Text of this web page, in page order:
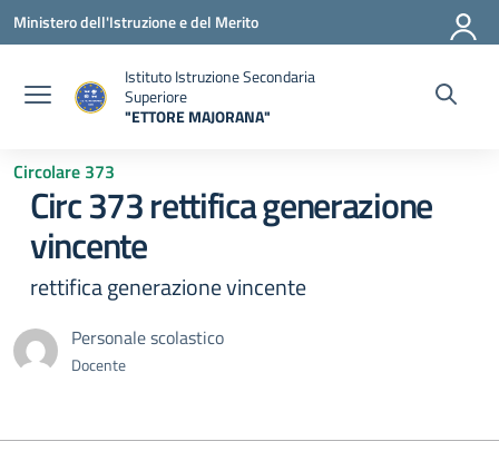
Vai ai contenuti
Vai al menu di navigazione
Vai al footer
Ministero dell'Istruzione e del Merito
Istituto Istruzione Secondaria
Superiore
"ETTORE MAJORANA"
Circolare 373
Circ 373 rettifica generazione
vincente
rettifica generazione vincente
Personale scolastico
Docente